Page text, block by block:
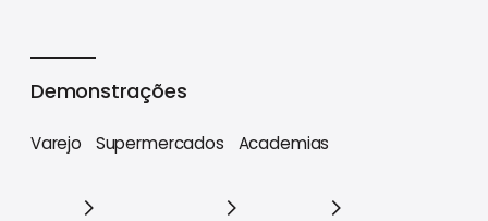
Demonstrações
Varejo Supermercados Academias